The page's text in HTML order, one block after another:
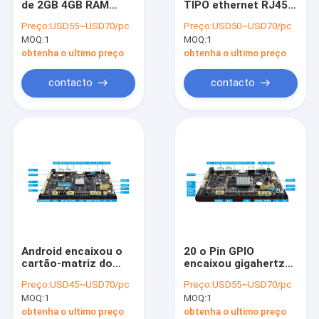
PC comercial da tabuleta
Media Player
exposição esticada do LCD
Placa RK3399
Placa industrial do BRAÇO
de 2GB 4GB RAM
microcontrolador
dos ethernet do EDP
LVDS 10/100/1000M
Preço:USD55~USD70/pc
MOQ:1
obtenha o ultimo preço
contacto
TIPO ethernet RJ45
ósmio 4K da placa de
sistema de C OTG
USB3.0
Preço:USD50~USD70/pc
MOQ:1
obtenha o ultimo preço
contacto
Android encaixou o
cartão-matriz do
placas de
processador central
encaixadas porta usb
Preço:USD45~USD70/pc
MOQ:1
obtenha o ultimo preço
20 o Pin GPIO
encaixou gigahertz
2G/4G 1920x1080 da
placa de sistema 2,2
Preço:USD55~USD70/pc
MOQ:1
obtenha o ultimo preço